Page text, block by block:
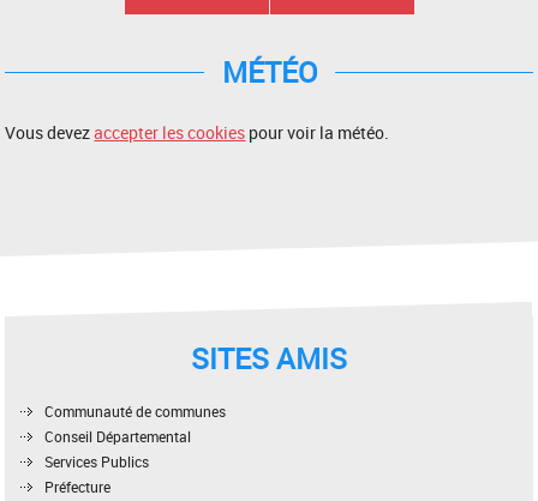
MÉTÉO
Vous devezaccepter les cookies pour voir la météo.
SITES AMIS
Communauté de communes
Conseil Départemental
Services Publics
Préfecture